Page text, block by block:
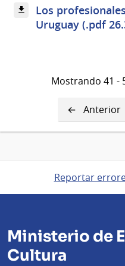
Los
Uruguay (.pdf
Mostrando 41 -
Página
anterior
Anterior
Reportar
Ministerio de
Cultura